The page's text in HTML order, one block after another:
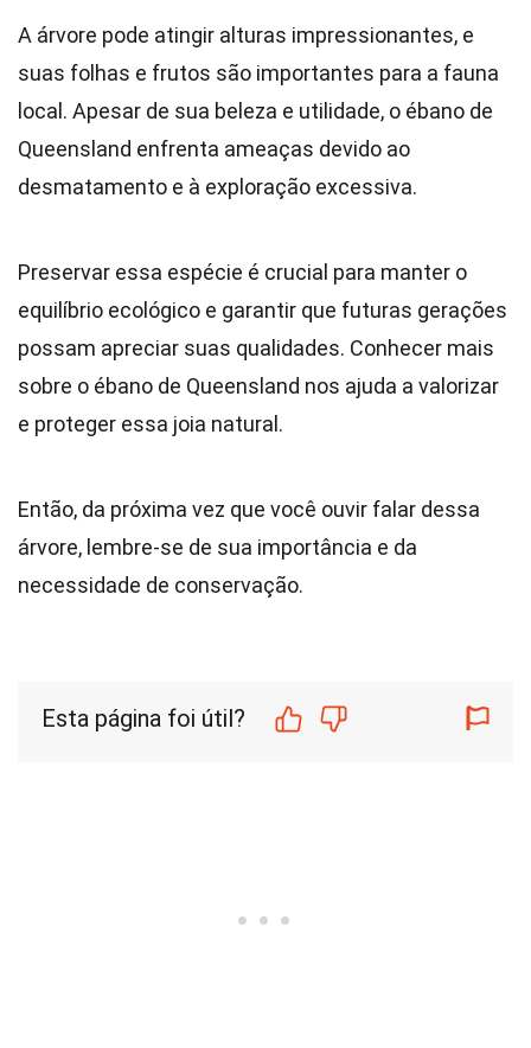
A árvore pode atingir alturas impressionantes, e
suas folhas e frutos são importantes para a fauna
local. Apesar de sua beleza e utilidade, o ébano de
Queensland enfrenta ameaças devido ao
desmatamento e à exploração excessiva.
Preservar essa espécie é crucial para manter o
equilíbrio ecológico e garantir que futuras gerações
possam apreciar suas qualidades. Conhecer mais
sobre o ébano de Queensland nos ajuda a valorizar
e proteger essa joia natural.
Então, da próxima vez que você ouvir falar dessa
árvore, lembre-se de sua importância e da
necessidade de conservação.
Esta página foi útil?